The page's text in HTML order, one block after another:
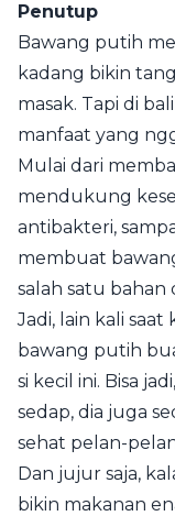
Penutup
Bawang putih
kadang bikin
masak. Tapi di
manfaat yang
Mulai dari
mendukung
antibakteri,
membuat
salah satu
Jadi, lain kali
bawang putih
si kecil ini. Bisa
sedap, dia juga
sehat pelan-
Dan jujur saja,
bikin makanan